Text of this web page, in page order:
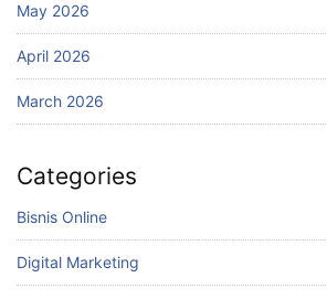
May 2026
April 2026
March 2026
Categories
Bisnis Online
Digital Marketing